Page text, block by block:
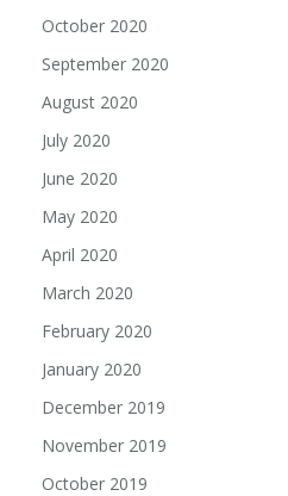
October 2020
September 2020
August 2020
July 2020
June 2020
May 2020
April 2020
March 2020
February 2020
January 2020
December 2019
November 2019
October 2019